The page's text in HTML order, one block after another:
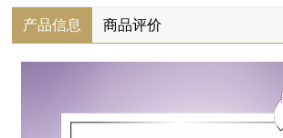
产品信息 商品评价